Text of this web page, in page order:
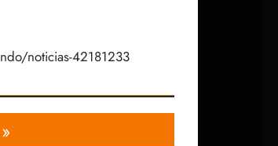
noticias-42181233